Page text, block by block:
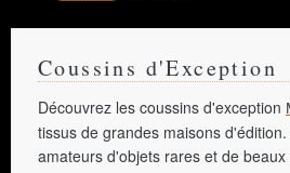
Coussins d'Exception
Découvrez les coussins d'exception
tissus de grandes maisons
amateurs d'objets rares et de